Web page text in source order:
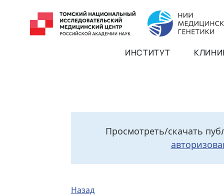
ИНСТИТУТ
Просмотреть/скачать
Назад